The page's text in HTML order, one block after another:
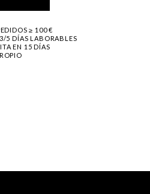
≥ 100 €
5 DÍAS LABORABLES
EN 15 DÍAS